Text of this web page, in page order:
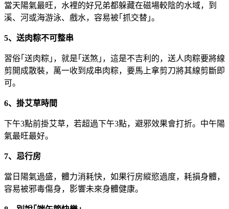
當天陽氣最旺，水裡的好兄弟都躲藏在磁場較陰的水域，到
溪、河或海游泳、戲水，容易被｢抓交替｣。
5、送肉粽不可整串
習俗｢送肉粽｣，就是｢送煞｣，這是不吉利的，送人肉粽要將線
剪開成散裝，萬一收到成串肉粽，要馬上拿剪刀將其線剪斷即
可。
6、掛艾草時間
下午3點前掛艾草，若超過下午3點，避邪效果會打折。中午陽
氣最旺最好。
7、忌行房
當日陽氣過盛，體力消耗快，如果行房縱慾過度，耗損身體，
容易被邪毒傷身，影響未來身體健康。